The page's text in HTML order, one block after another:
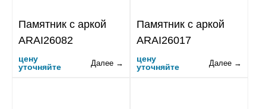
Памятник с аркой
ARAI26082
цену
уточняйте
Далее →
Памятник с аркой
ARAI26017
цену
уточняйте
Далее →